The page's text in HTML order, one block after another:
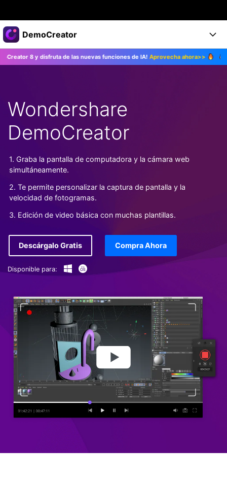
Productos destacados
Creatividad digital con AIGC
Utilidades
Empresas
Sala de prensa
Tienda
Soporte
DemoCreator
Productos
Características
Características IA
Consejos sobre la IA
Soluciones
DemoCreator para
Blog
Encuentra más soluciones >
Ayuda
Empieza
Ayuda
Empresa
DESCARGAR COMPRAR AHORA
disfruta de las nuevas funciones de IA!Aprovecha ahora>> ¡Actualiza a
Wondershare
DemoCreator
1. Graba la pantalla de computadora y la cámara web
simultáneamente.
2. Te permite personalizar la captura de pantalla y la
velocidad de fotogramas.
3. Edición de video básica con muchas plantillas.
Descárgalo Gratis Compra Ahora
Disponible para: